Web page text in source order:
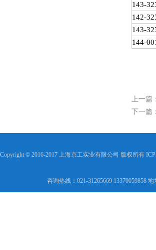
143-
142-
143-
144-
上一篇：
下一篇：
Copyright © 2016-2017 上海京工实业有限公司 版权所有 ICP
咨询热线：021-31265669 13370059858